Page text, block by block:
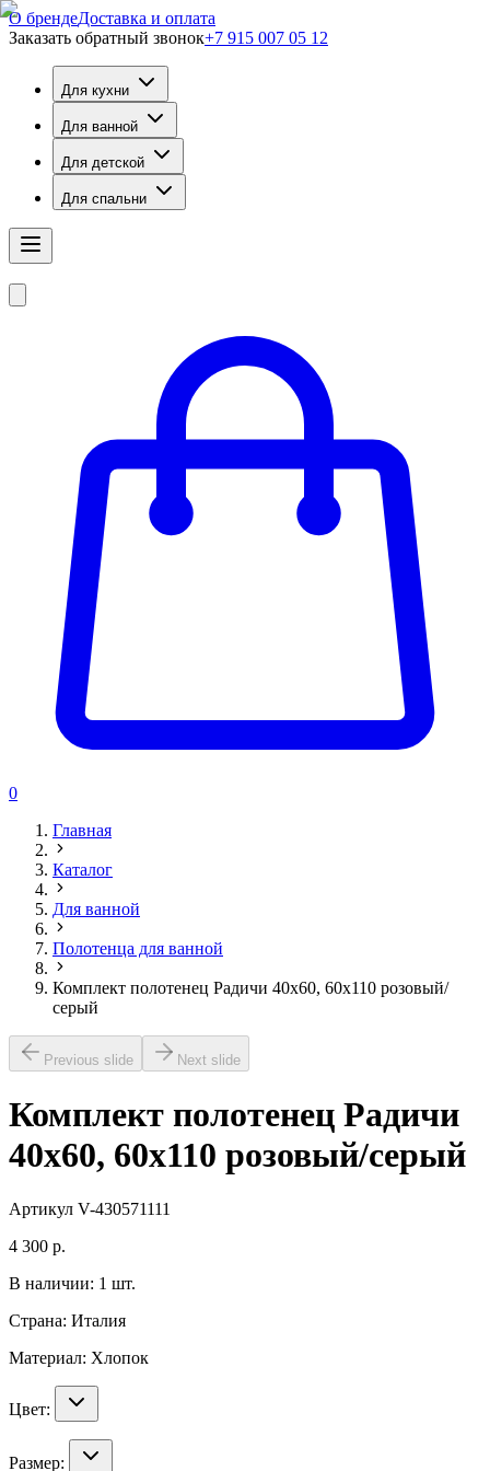
О брендеДоставка и оплата
Заказать обратный звонок+7 915 007 05 12
Для кухни
Для ванной
Для детской
Для спальни
0
Главная
Каталог
Для ванной
Полотенца для ванной
Комплект полотенец Радичи 40х60, 60х110 розовый/
серый
Previous slide Next slide
Комплект полотенец Радичи
40х60, 60х110 розовый/серый
Артикул V-430571111
4 300 р.
В наличии: 1 шт.
Страна: Италия
Материал: Хлопок
Цвет:
Размер: